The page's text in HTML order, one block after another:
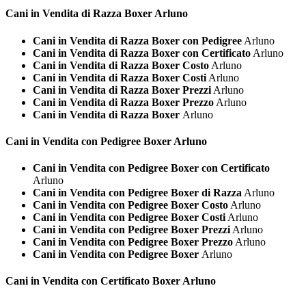
Cani in Vendita di Razza Boxer Arluno
Cani in Vendita di Razza Boxer con Pedigree Arluno
Cani in Vendita di Razza Boxer con Certificato Arluno
Cani in Vendita di Razza Boxer Costo Arluno
Cani in Vendita di Razza Boxer Costi Arluno
Cani in Vendita di Razza Boxer Prezzi Arluno
Cani in Vendita di Razza Boxer Prezzo Arluno
Cani in Vendita di Razza Boxer Arluno
Cani in Vendita con Pedigree Boxer Arluno
Cani in Vendita con Pedigree Boxer con Certificato
Arluno
Cani in Vendita con Pedigree Boxer di Razza Arluno
Cani in Vendita con Pedigree Boxer Costo Arluno
Cani in Vendita con Pedigree Boxer Costi Arluno
Cani in Vendita con Pedigree Boxer Prezzi Arluno
Cani in Vendita con Pedigree Boxer Prezzo Arluno
Cani in Vendita con Pedigree Boxer Arluno
Cani in Vendita con Certificato Boxer Arluno